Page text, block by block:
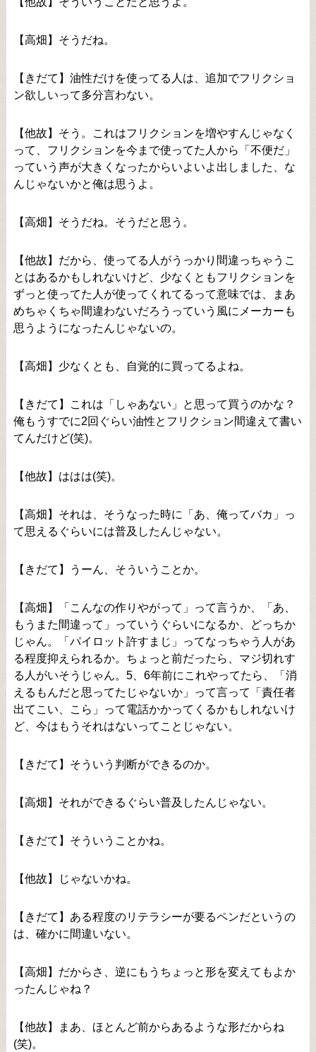
【高畑】そうだね。
【きだて】油性だけを使ってる人は、追加でフリクショ
ン欲しいって多分言わない。
【他故】そう。これはフリクションを増やすんじゃなく
って、フリクションを今まで使ってた人から「不便だ」
っていう声が大きくなったからいよいよ出しました、な
んじゃないかと俺は思うよ。
【高畑】そうだね。そうだと思う。
【他故】だから、使ってる人がうっかり間違っちゃうこ
とはあるかもしれないけど、少なくともフリクションを
ずっと使ってた人が使ってくれてるって意味では、まあ
めちゃくちゃ間違わないだろうっていう風にメーカーも
思うようになったんじゃないの。
【高畑】少なくとも、自覚的に買ってるよね。
【きだて】これは「しゃあない」と思って買うのかな？
俺もうすでに2回ぐらい油性とフリクション間違えて書い
てんだけど(笑)。
【他故】ははは(笑)。
【高畑】それは、そうなった時に「あ、俺ってバカ」っ
て思えるぐらいには普及したんじゃない。
【きだて】うーん、そういうことか。
【高畑】「こんなの作りやがって」って言うか、「あ、
もうまた間違って」っていうぐらいになるか、どっちか
じゃん。「パイロット許すまじ」ってなっちゃう人があ
る程度抑えられるか。ちょっと前だったら、マジ切れす
る人がいそうじゃん。5、6年前にこれやってたら、「消
えるもんだと思ってたじゃないか」って言って「責任者
出てこい、こら」って電話かかってくるかもしれないけ
ど、今はもうそれはないってことじゃない。
【きだて】そういう判断ができるのか。
【高畑】それができるぐらい普及したんじゃない。
【きだて】そういうことかね。
【他故】じゃないかね。
【きだて】ある程度のリテラシーが要るペンだというの
は、確かに間違いない。
【高畑】だからさ、逆にもうちょっと形を変えてもよか
ったんじゃね？
【他故】まあ、ほとんど前からあるような形だからね
(笑)。